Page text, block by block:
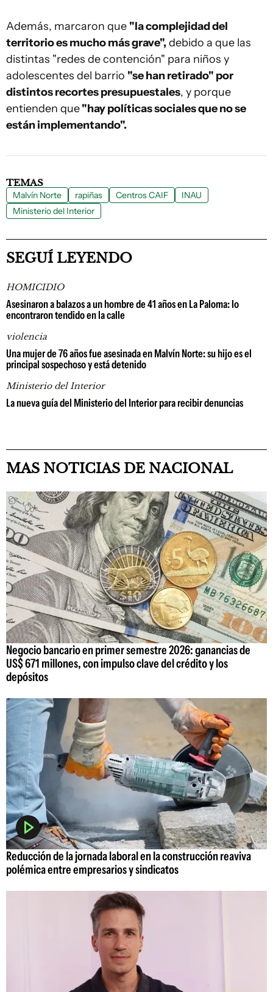
Además, marcaron que "la complejidad del
territorio es mucho más grave", debido a que las
distintas "redes de contención" para niños y
adolescentes del barrio "se han retirado" por
distintos recortes presupuestales, y porque
entienden que"hay políticas sociales que no se
están implementando".
TEMAS
Malvín Norte rapiñas Centros CAIF
INAU
Ministerio del Interior
SEGUÍ LEYENDO
HOMICIDIO
Asesinaron a balazos a un hombre de 41 años en La Paloma: lo
encontraron tendido en la calle
violencia
Una mujer de 76 años fue asesinada en Malvín Norte: su hijo es el
principal sospechoso y está detenido
Ministerio del Interior
La nueva guía del Ministerio del Interior para recibir denuncias
MAS NOTICIAS DE NACIONAL
Negocio bancario en primer semestre 2026: ganancias de
US$ 671 millones, con impulso clave del crédito y los
depósitos
Reducción de la jornada laboral en la construcción reaviva
polémica entre empresarios y sindicatos